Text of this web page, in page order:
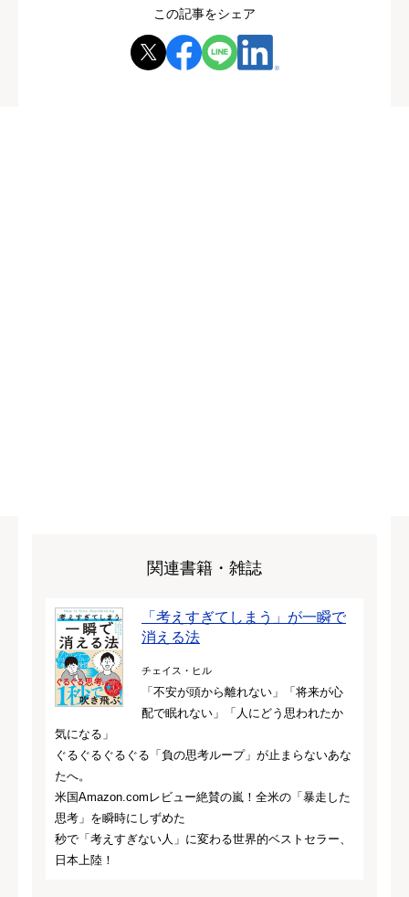
この記事をシェア
関連書籍・雑誌
「考えすぎてしまう」が一瞬で
消える法
チェイス・ヒル
「不安が頭から離れない」「将来が心
配で眠れない」「人にどう思われたか
気になる」
ぐるぐるぐるぐる「負の思考ループ」が止まらないあな
たへ。
米国Amazon.comレビュー絶賛の嵐！全米の「暴走した
思考」を瞬時にしずめた
秒で「考えすぎない人」に変わる世界的ベストセラー、
日本上陸！